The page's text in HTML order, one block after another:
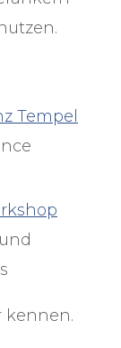
Tempel
kennen.